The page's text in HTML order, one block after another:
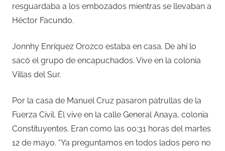
resguardaba a los embozados mientras se llevaban a
Héctor Facundo.
Jonnhy Enríquez Orozco estaba en casa. De ahí lo
sacó el grupo de encapuchados. Vive en la colonia
Villas del Sur.
Por la casa de Manuel Cruz pasaron patrullas de la
Fuerza Civil. Él vive en la calle General Anaya, colonia
Constituyentes. Eran como las 00:31 horas del martes
12 de mayo. “Ya preguntamos en todos lados pero no